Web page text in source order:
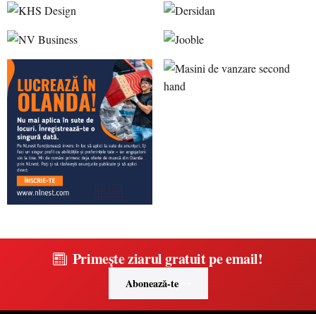
Primește ziarul gratuit pe email!
Abonează-te